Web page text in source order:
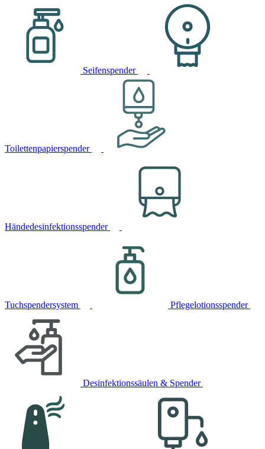
Seifenspender
Toilettenpapierspender
Händedesinfektionsspender
Tuchspendersystem Pflegelotionsspender
Desinfektionssäulen & Spender